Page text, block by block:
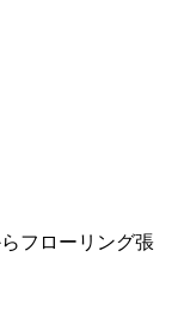
フローリング張